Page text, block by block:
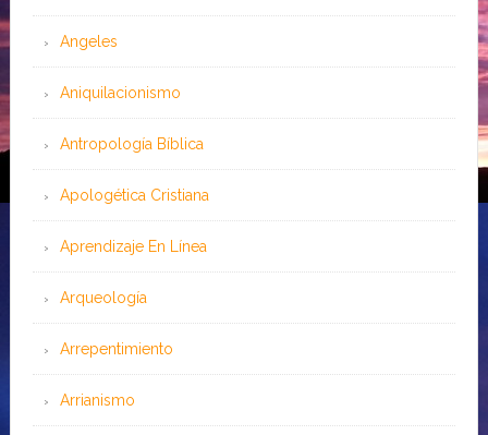
Angeles
Aniquilacionismo
Antropología Bíblica
Apologética Cristiana
Aprendizaje En Línea
Arqueología
Arrepentimiento
Arrianismo